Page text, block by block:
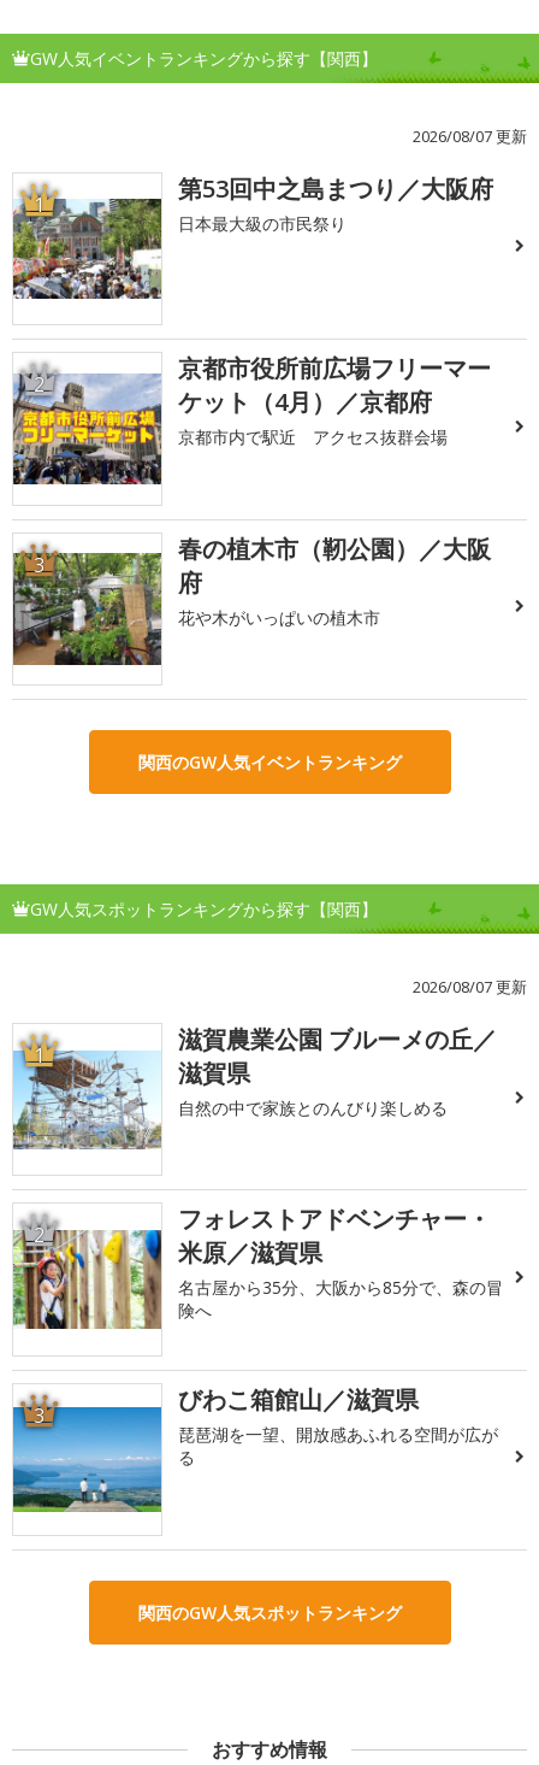
GW人気イベントランキングから探す【関西】
2026/08/07 更新
1 第53回中之島まつり／大阪府
日本最大級の市民祭り
2
京都市役所前広場フリーマー
ケット（4月）／京都府
京都市内で駅近 アクセス抜群会場
3
春の植木市（靭公園）／大阪
府
花や木がいっぱいの植木市
関西のGW人気イベントランキング
GW人気スポットランキングから探す【関西】
2026/08/07 更新
1
滋賀農業公園 ブルーメの丘／
滋賀県
自然の中で家族とのんびり楽しめる
2
フォレストアドベンチャー・
米原／滋賀県
名古屋から35分、大阪から85分で、森の冒
険へ
3 びわこ箱館山／滋賀県
琵琶湖を一望、開放感あふれる空間が広が
る
関西のGW人気スポットランキング
おすすめ情報